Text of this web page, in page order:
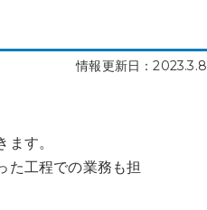
情報更新日：2023.3.8
す。
た工程での業務も担